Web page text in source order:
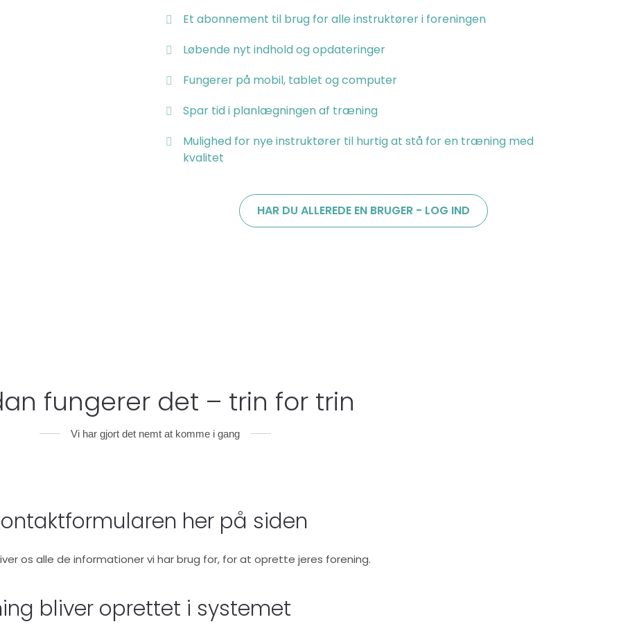
Et abonnement til brug for alle instruktører i foreningen
Løbende nyt indhold og opdateringer
Fungerer på mobil, tablet og computer
Spar tid i planlægningen af træning
Mulighed for nye instruktører til hurtig at stå for en træning med
kvalitet
HAR DU ALLEREDE EN BRUGER - LOG IND
fungerer det – trin for trin
Vi har gjort det nemt at komme i gang
her på siden
os alle de informationer vi har brug for, for at oprette jeres forening.
bliver oprettet i systemet